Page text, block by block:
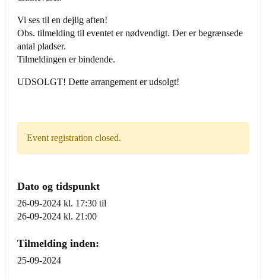
Vi ses til en dejlig aften!
Obs. tilmelding til eventet er nødvendigt. Der er begrænsede
antal pladser.
Tilmeldingen er bindende.
UDSOLGT! Dette arrangement er udsolgt!
Event registration closed.
Dato og tidspunkt
26-09-2024 kl. 17:30 til
26-09-2024 kl. 21:00
Tilmelding inden:
25-09-2024